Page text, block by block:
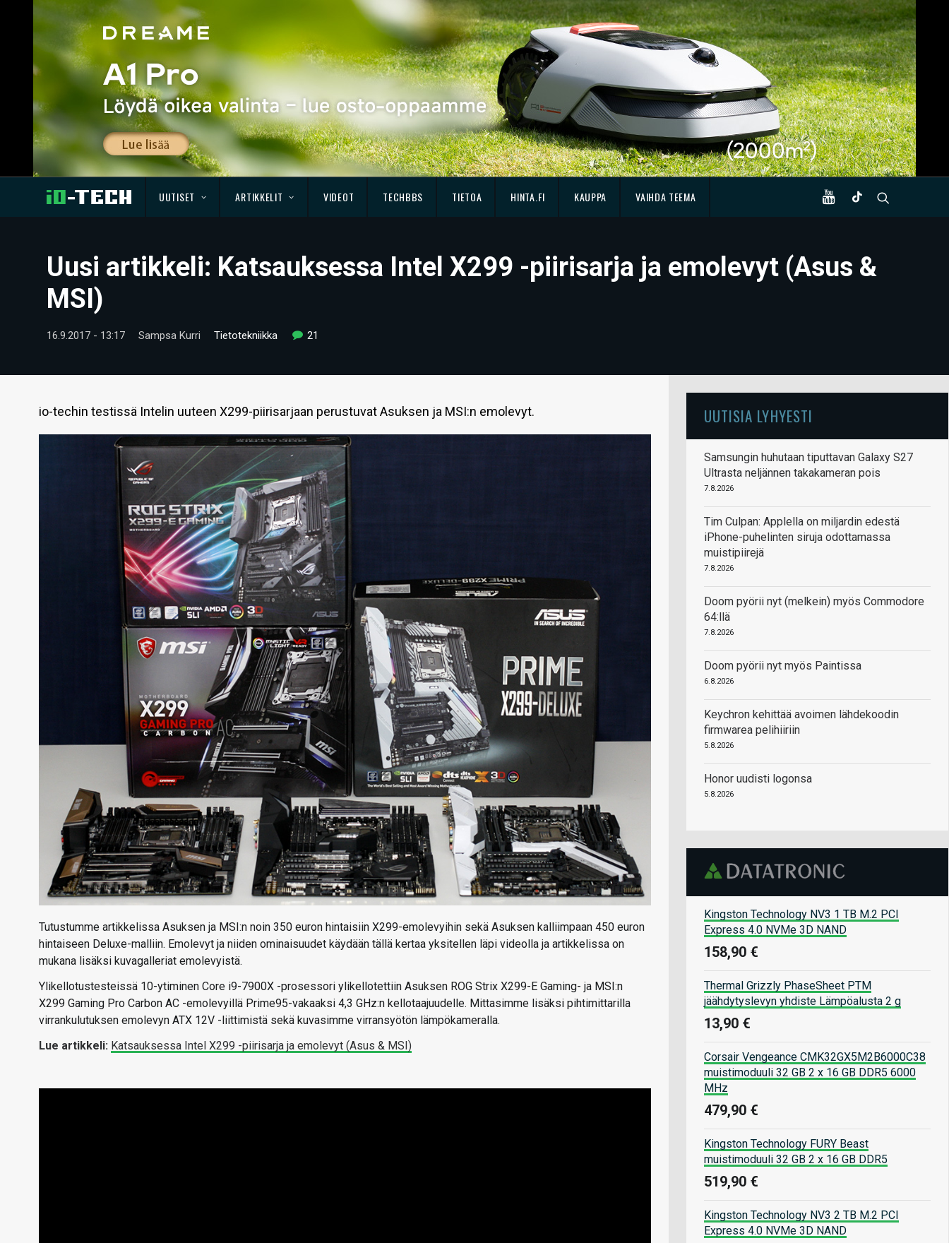
UUTISET ARTIKKELIT VIDEOT TECHBBS TIETOA HINTA.FI KAUPPA VAIHDA TEEMA
Uusi artikkeli: Katsauksessa Intel X299 -piirisarja ja emolevyt (Asus &
MSI)
16.9.2017 - 13:17 Sampsa Kurri Tietotekniikka 21
io-techin testissä Intelin uuteen X299-piirisarjaan perustuvat Asuksen ja MSI:n emolevyt.
Tutustumme artikkelissa Asuksen ja MSI:n noin 350 euron hintaisiin X299-emolevyihin sekä Asuksen kalliimpaan 450 euron
hintaiseen Deluxe-malliin. Emolevyt ja niiden ominaisuudet käydään tällä kertaa yksitellen läpi videolla ja artikkelissa on
mukana lisäksi kuvagalleriat emolevyistä.
Ylikellotustesteissä 10-ytiminen Core i9-7900X -prosessori ylikellotettiin Asuksen ROG Strix X299-E Gaming- ja MSI:n
X299 Gaming Pro Carbon AC -emolevyillä Prime95-vakaaksi 4,3 GHz:n kellotaajuudelle. Mittasimme lisäksi pihtimittarilla
virrankulutuksen emolevyn ATX 12V -liittimistä sekä kuvasimme virransyötön lämpökameralla.
Lue artikkeli: Katsauksessa Intel X299 -piirisarja ja emolevyt (Asus & MSI)
UUTISIA LYHYESTI
Samsungin huhutaan tiputtavan Galaxy S27
Ultrasta neljännen takakameran pois
7.8.2026
Tim Culpan: Applella on miljardin edestä
iPhone-puhelinten siruja odottamassa
muistipiirejä
7.8.2026
Doom pyörii nyt (melkein) myös Commodore
64:llä
7.8.2026
Doom pyörii nyt myös Paintissa
6.8.2026
Keychron kehittää avoimen lähdekoodin
firmwarea pelihiiriin
5.8.2026
Honor uudisti logonsa
5.8.2026
Kingston Technology NV3 1 TB M.2 PCI
Express 4.0 NVMe 3D NAND
158,90 €
Thermal Grizzly PhaseSheet PTM
jäähdytyslevyn yhdiste Lämpöalusta 2 g
13,90 €
Corsair Vengeance CMK32GX5M2B6000C38
muistimoduuli 32 GB 2 x 16 GB DDR5 6000
MHz
479,90 €
Kingston Technology FURY Beast
muistimoduuli 32 GB 2 x 16 GB DDR5
519,90 €
Kingston Technology NV3 2 TB M.2 PCI
Express 4.0 NVMe 3D NAND